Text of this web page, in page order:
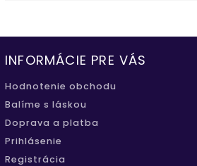
INFORMÁCIE PRE VÁS
Hodnotenie obchodu
Balíme s láskou
Doprava a platba
Prihlásenie
Registrácia